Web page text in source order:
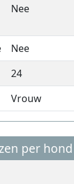
Nee
Nee
24
Vrouw
per hond